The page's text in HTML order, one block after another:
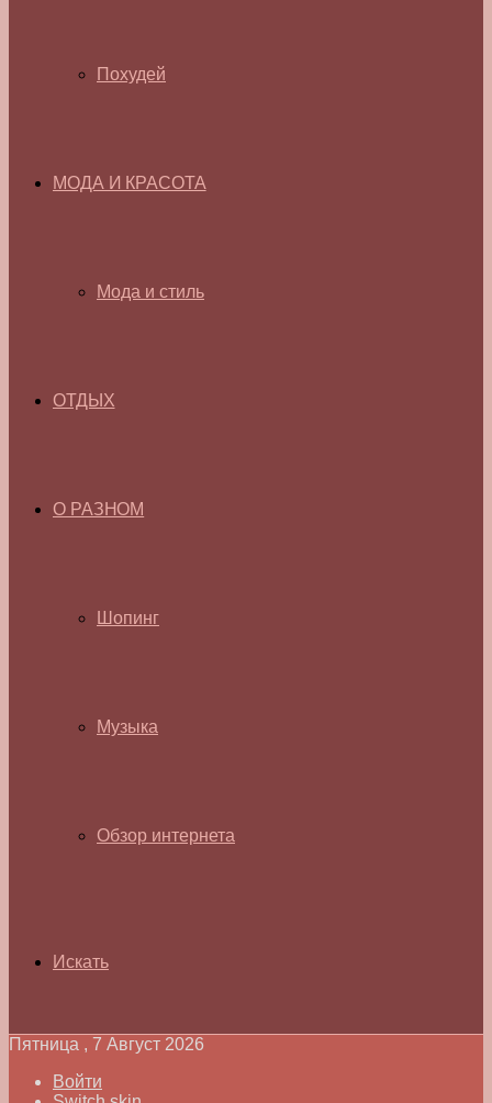
Похудей
МОДА И КРАСОТА
Мода и стиль
ОТДЫХ
О РАЗНОМ
Шопинг
Музыка
Обзор интернета
Искать
Пятница , 7 Август 2026
Войти